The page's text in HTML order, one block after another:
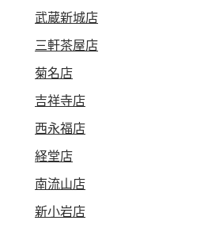
武蔵新城店
三軒茶屋店
菊名店
吉祥寺店
西永福店
経堂店
南流山店
新小岩店